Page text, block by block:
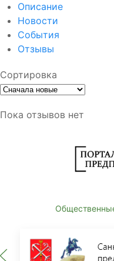
Описание
Новости
События
Отзывы
Сортировка
Пока отзывов нет